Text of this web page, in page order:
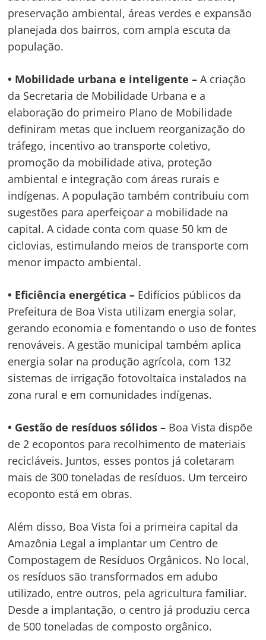
preservação ambiental, áreas verdes e expansão
planejada dos bairros, com ampla escuta da
população.
• Mobilidade urbana e inteligente – A criação
da Secretaria de Mobilidade Urbana e a
elaboração do primeiro Plano de Mobilidade
definiram metas que incluem reorganização do
tráfego, incentivo ao transporte coletivo,
promoção da mobilidade ativa, proteção
ambiental e integração com áreas rurais e
indígenas. A população também contribuiu com
sugestões para aperfeiçoar a mobilidade na
capital. A cidade conta com quase 50 km de
ciclovias, estimulando meios de transporte com
menor impacto ambiental.
• Eficiência energética – Edifícios públicos da
Prefeitura de Boa Vista utilizam energia solar,
gerando economia e fomentando o uso de fontes
renováveis. A gestão municipal também aplica
energia solar na produção agrícola, com 132
sistemas de irrigação fotovoltaica instalados na
zona rural e em comunidades indígenas.
• Gestão de resíduos sólidos – Boa Vista dispõe
de 2 ecopontos para recolhimento de materiais
recicláveis. Juntos, esses pontos já coletaram
mais de 300 toneladas de resíduos. Um terceiro
ecoponto está em obras.
Além disso, Boa Vista foi a primeira capital da
Amazônia Legal a implantar um Centro de
Compostagem de Resíduos Orgânicos. No local,
os resíduos são transformados em adubo
utilizado, entre outros, pela agricultura familiar.
Desde a implantação, o centro já produziu cerca
de 500 toneladas de composto orgânico.